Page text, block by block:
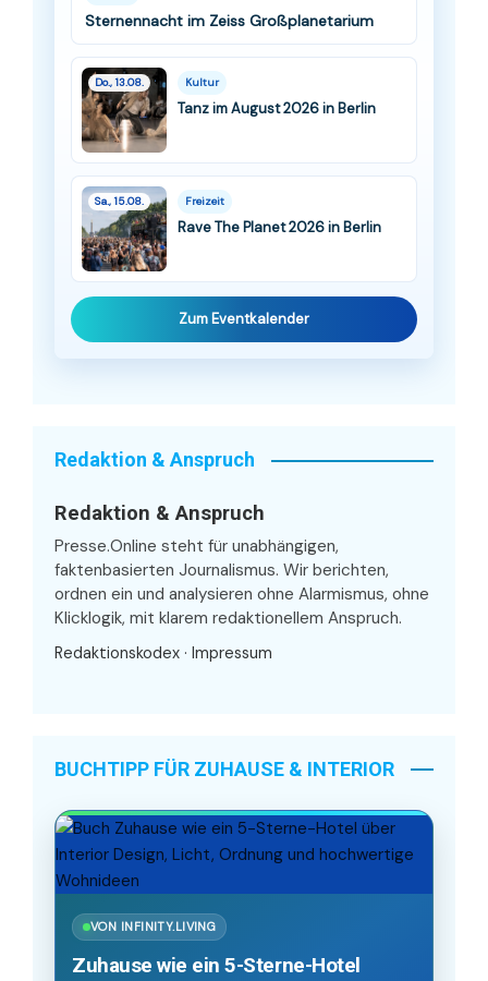
Sternennacht im Zeiss Großplanetarium
Do., 13.08. Kultur
Tanz im August 2026 in Berlin
Sa., 15.08. Freizeit
Rave The Planet 2026 in Berlin
Zum Eventkalender
Redaktion & Anspruch
Redaktion & Anspruch
Presse.Online steht für unabhängigen,
faktenbasierten Journalismus. Wir berichten,
ordnen ein und analysieren ohne Alarmismus, ohne
Klicklogik, mit klarem redaktionellem Anspruch.
Redaktionskodex · Impressum
BUCHTIPP FÜR ZUHAUSE & INTERIOR
VON INFINITY.LIVING
Zuhause wie ein 5-Sterne-Hotel